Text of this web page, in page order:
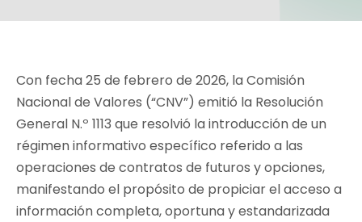
Con fecha 25 de febrero de 2026, la Comisión
Nacional de Valores (“CNV”) emitió la Resolución
General N.º 1113 que resolvió la introducción de un
régimen informativo específico referido a las
operaciones de contratos de futuros y opciones,
manifestando el propósito de propiciar el acceso a
información completa, oportuna y estandarizada